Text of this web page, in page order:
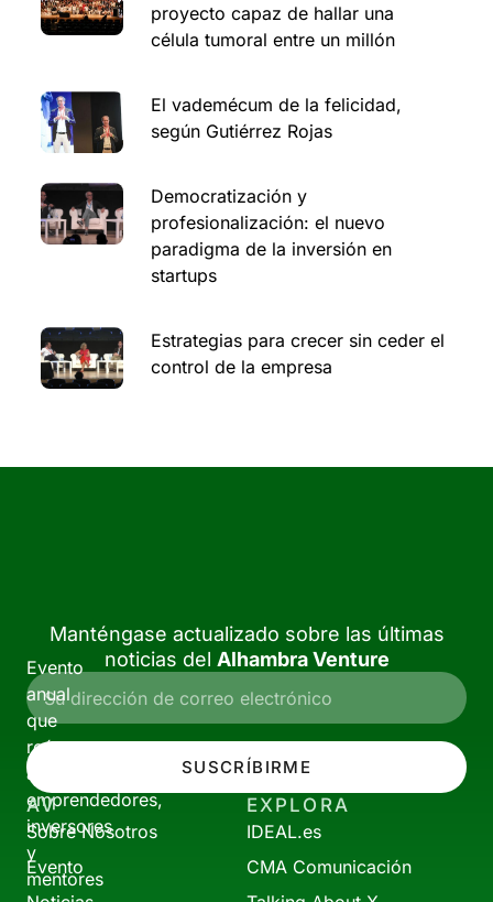
proyecto capaz de hallar una
célula tumoral entre un millón
El vademécum de la felicidad,
según Gutiérrez Rojas
Democratización y
profesionalización: el nuevo
paradigma de la inversión en
startups
Estrategias para crecer sin ceder el
control de la empresa
Evento
anual
que
reúne
a
emprendedores,
inversores
y
mentores
Manténgase actualizado sobre las últimas
noticias del Alhambra Venture
SUSCRÍBIRME
AV
Sobre Nosotros
Evento
EXPLORA
IDEAL.es
CMA Comunicación